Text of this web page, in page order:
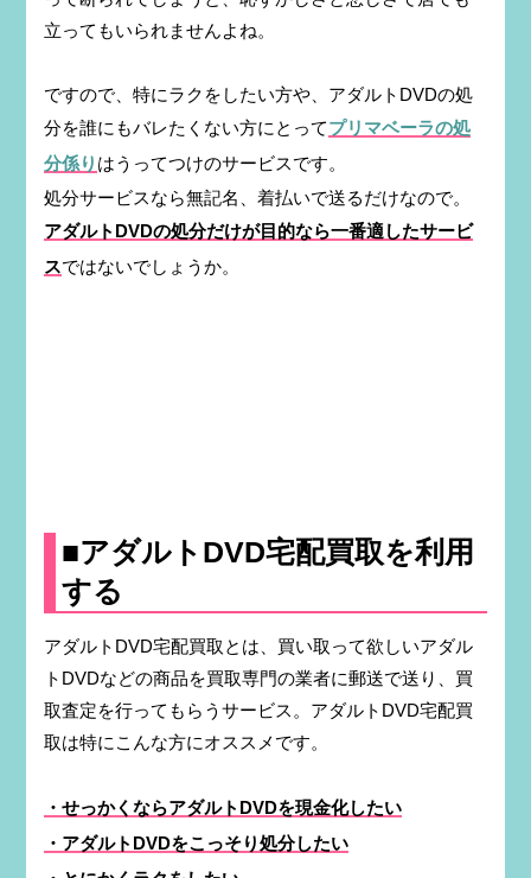
立ってもいられませんよね。
ですので、特にラクをしたい方や、アダルトDVDの処
分を誰にもバレたくない方にとってプリマベーラの処
分係り はうってつけのサービスです。
処分サービスなら無記名、着払いで送るだけなので。
アダルトDVDの処分だけが目的なら一番適したサービ
スではないでしょうか。
■アダルトDVD宅配買取を利用
する
アダルトDVD宅配買取とは、買い取って欲しいアダル
トDVDなどの商品を買取専門の業者に郵送で送り、買
取査定を行ってもらうサービス。アダルトDVD宅配買
取は特にこんな方にオススメです。
・せっかくならアダルトDVDを現金化したい
・アダルトDVDをこっそり処分したい